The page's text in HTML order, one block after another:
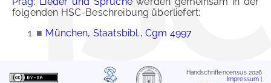
folgenden HSC-Beschreibung überliefert:
■ München, Staatsbibl., Cgm 4997
Handschriftencensus 2026
Impressum